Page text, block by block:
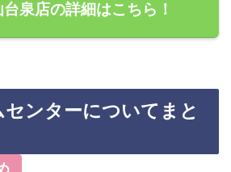
泉店の詳細はこちら！
ンターについてまと